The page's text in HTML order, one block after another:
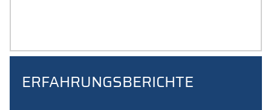
ERFAHRUNGSBERICHTE